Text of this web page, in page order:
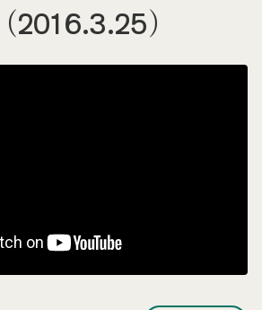
2016.3.25）